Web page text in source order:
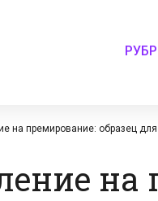
на премирование: образец
на